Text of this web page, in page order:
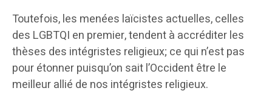
Toutefois, les menées laïcistes actuelles, celles
des LGBTQI en premier, tendent à accréditer les
thèses des intégristes religieux; ce qui n’est pas
pour étonner puisqu’on sait l’Occident être le
meilleur allié de nos intégristes religieux.